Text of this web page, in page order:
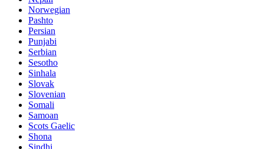
Norwegian
Pashto
Persian
Punjabi
Serbian
Sesotho
Sinhala
Slovak
Slovenian
Somali
Samoan
Scots Gaelic
Shona